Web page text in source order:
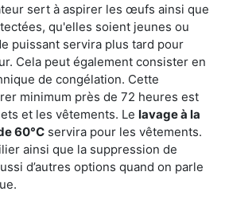
sert à aspirer les œufs ainsi que
qu'elles soient jeunes ou
puissant servira plus tard pour
Cela peut également consister en
de congélation. Cette
minimum près de 72 heures est
et les vêtements. Le lavage à la
60°C servira pour les vêtements.
ainsi que la suppression de
d’autres options quand on parle